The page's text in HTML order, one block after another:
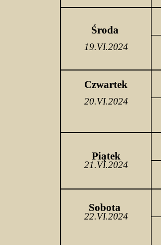
Środa
19.VI.2024
Czwartek
20.VI.2024
Piątek
21.VI.2024
Sobota
22.VI.2024